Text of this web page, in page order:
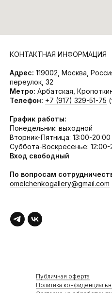
КОНТАКТНАЯ ИНФОРМАЦИЯ
Адрес: 119002, Москва,
переулок, 32
Метро: Арбатская,
Телефон: +7 (917) 329-51-75
График работы:
Понедельник: выходной
Вторник-Пятница: 13:00-20:00
Суббота-Воскресенье: 12:00-
Вход свободный
По вопросам
omelchenkogallery@gmail.com
Публичная оферта
Политика